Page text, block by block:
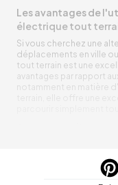
Les avantages de
électrique tout
Si vous cherchez une
déplacements en ville
tout terrain est une
avantages par rapport
notamment en matière
terrain, elle offre une
parcourir simplement
Trottinette
entre vos trajets, vous
batterie. De plus, elle